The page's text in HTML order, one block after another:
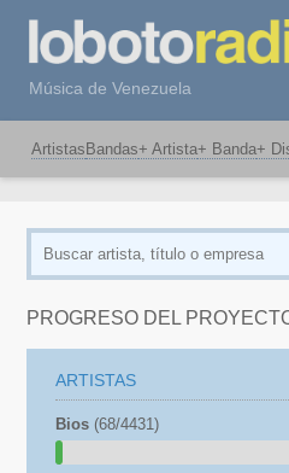
Música de Venezuela
Artistas Bandas+ Artista+ Banda+
PROGRESO DEL
ARTISTAS
Bios (68/4431)